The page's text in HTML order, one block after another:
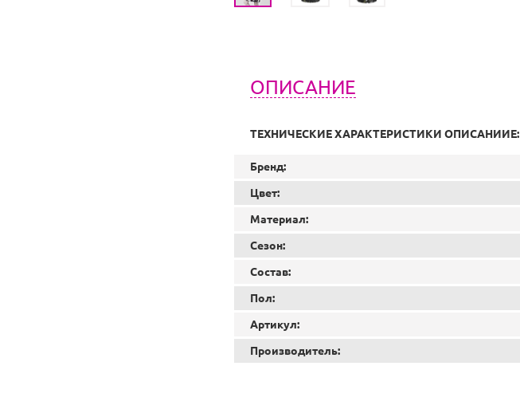
ОПИСАНИЕ
ТЕХНИЧЕСКИЕ ХАРАКТЕРИСТИКИ ОПИСАНИИЕ:
Бренд:
Цвет:
Материал:
Сезон:
Состав:
Пол:
Артикул:
Производитель: